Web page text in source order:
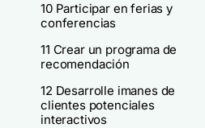
10 Participar en ferias y
conferencias
11 Crear un programa de
recomendación
12 Desarrolle imanes de
clientes potenciales
interactivos